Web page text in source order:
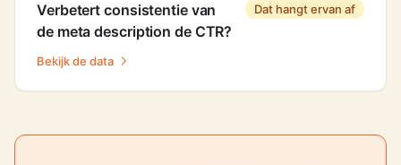
Verbetert consistentie van
de meta description de CTR?
Dat hangt ervan af
Bekijk de data